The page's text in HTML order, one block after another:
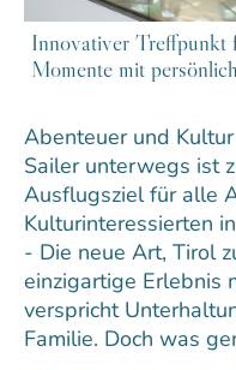
Innovativer Treffpunkt
Momente mit
Abenteuer und
Sailer unterwegs ist
Ausflugsziel für alle
Kulturinteressierten
- Die neue Art, Tirol
einzigartige Erlebnis
verspricht
Familie. Doch was